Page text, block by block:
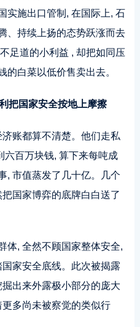
实施出口管制, 在国际上, 石
、持续上扬的态势跃涨而去
足道的小利益 , 却把如同压
的白菜以低价售卖出去。
把国家安全按地上摩擦
账都算不清楚。他们走私
六百万块钱, 算下来每吨成
, 市值蒸发了几十亿。几个
国家博弈的底牌白白送了
体, 全然不顾国家整体安全,
家安全底线。此次被揭露
出来外露极小部分的庞大
多尚未被察觉的类似行